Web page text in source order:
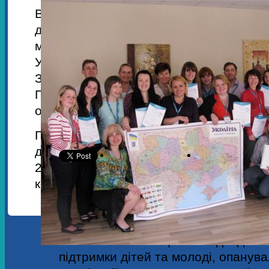
Відтепер вони мають право
для молоді за модулями
місцях. Підготовлені тренери
України: Дніпропетровська,
Запорізька, Київська, Луганська,
Полтавська, Тернопільська,
області, а також м. Київ.
Підсумкова зустріч тренерів
двоетапної програми навчання, що
2013 року по травень 2014 року та
компонентів:
І етап – навчальний.З 20 по 24
відбувся5-денний семінар-тренінг
навчилися інноваційним підходам
підтримки дітей та молоді,